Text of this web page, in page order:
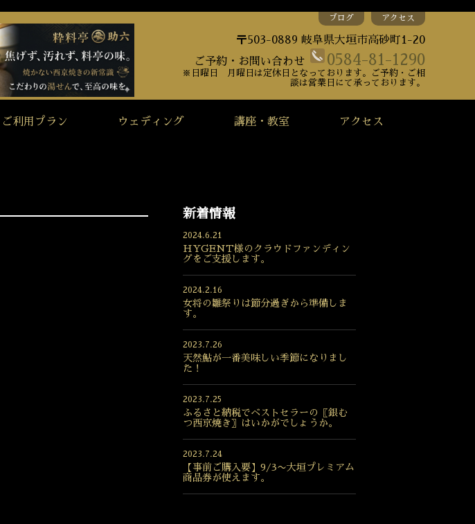
ブログ アクセス
〒503-0889 岐阜県大垣市高砂町1-20
ご予約・お問い合わせ
0584-81-1290
※日曜日 月曜日は定休日となっております。ご予約・ご相
談は営業日にて承っております。
ご利用プラン ウェディング 講座・教室 アクセス
新着情報
2024.6.21
HYGENT様のクラウドファンディン
グをご支援します。
2024.2.16
女将の雛祭りは節分過ぎから準備しま
す。
2023.7.26
天然鮎が一番美味しい季節になりまし
た！
2023.7.25
ふるさと納税でベストセラーの〖銀む
つ西京焼き〗はいかがでしょうか。
2023.7.24
【事前ご購入要】9/3〜大垣プレミアム
商品券が使えます。